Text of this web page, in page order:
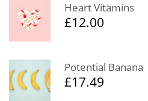
Heart Vitamins
£12.00
Potential Banana
£17.49